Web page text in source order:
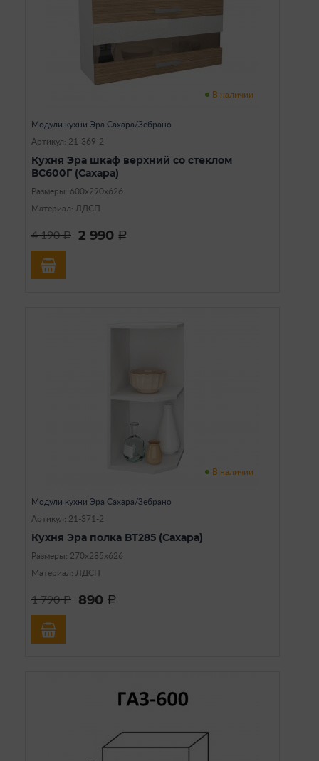
В наличии
Модули кухни Эра Сахара/Зебрано
Артикул: 21-369-2
Кухня Эра шкаф верхний со стеклом
ВС600Г (Сахара)
Размеры: 600х290х626
Материал: ЛДСП
4 190a 2 990 a
В наличии
Модули кухни Эра Сахара/Зебрано
Артикул: 21-371-2
Кухня Эра полка ВТ285 (Сахара)
Размеры: 270х285х626
Материал: ЛДСП
1 790a 890 a